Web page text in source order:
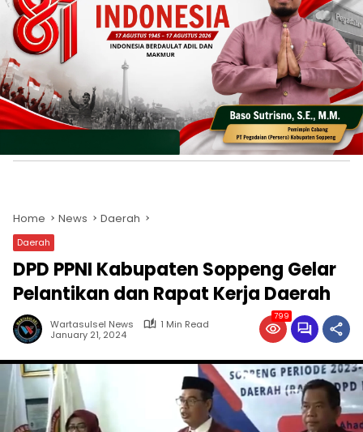
Home News Daerah
Daerah
DPD PPNI Kabupaten Soppeng Gelar
Pelantikan dan Rapat Kerja Daerah
Wartasulsel News
1 Min Read
January 21, 2024
799